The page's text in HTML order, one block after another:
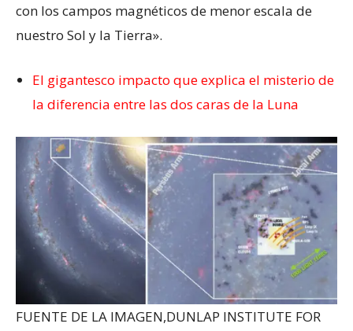
con los campos magnéticos de menor escala de
nuestro Sol y la Tierra».
El gigantesco impacto que explica el misterio de
la diferencia entre las dos caras de la Luna
FUENTE DE LA IMAGEN,DUNLAP INSTITUTE FOR